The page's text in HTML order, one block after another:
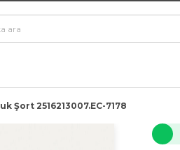
Şort 2516213007.EC-7178